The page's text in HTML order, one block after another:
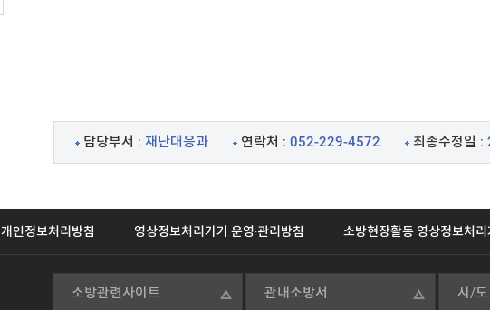
담당부서 : 재난대응과 연락처 : 052-229-4572 최종수정일 :
개인정보처리방침 영상정보처리기기 운영·관리방침 소방현장활동 영상정보처리
소방관련사이트 관내소방서 시/